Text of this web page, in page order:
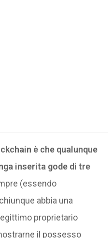
è che qualunque
inserita gode di tre
(essendo
abbia una
proprietario
il possesso